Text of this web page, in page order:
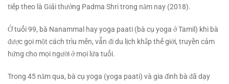
tiếp theo là Giải thưởng Padma Shri trong năm nay (2018).
Ở tuổi 99, bà Nanammal hay yoga paati (bà cụ yoga ở Tamil) khi bà
được gọi một cách trìu mến, vẫn đi du lịch khắp thế giới, truyền cảm
hứng cho mọi người ở mọi lứa tuổi.
Trong 45 năm qua, bà cụ yoga (yoga paati) và gia đình bà đã dạy